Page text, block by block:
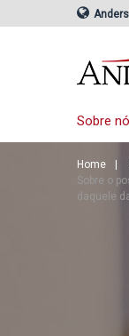
Sobre
Home
Sobre o
daquele